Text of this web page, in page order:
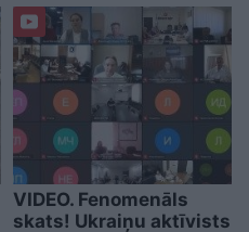
VIDEO. Fenomenāls
skats! Ukraiņu aktīvists